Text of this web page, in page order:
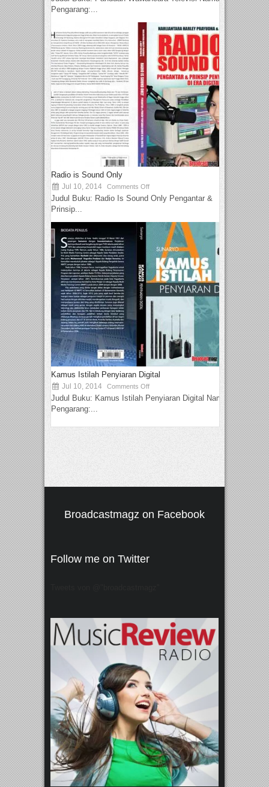
Pengarang:...
Radio is Sound Only
Jul 10, 2014 Comments Off
Judul Buku: Radio Is Sound Only Pengantar &
Prinsip...
Kamus Istilah Penyiaran Digital
Jul 10, 2014 Comments Off
Judul Buku: Kamus Istilah Penyiaran Digital Nama
Pengarang:...
Broadcastmagz on Facebook
Follow me on Twitter